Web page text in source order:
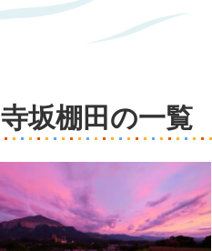
寺坂棚田の一覧